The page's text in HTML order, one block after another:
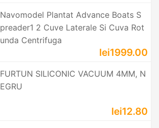
Navomodel Plantat Advance Boats S
preader1 2 Cuve Laterale Si Cuva Rot
unda Centrifuga
lei1999.00
FURTUN SILICONIC VACUUM 4MM, N
EGRU
lei12.80